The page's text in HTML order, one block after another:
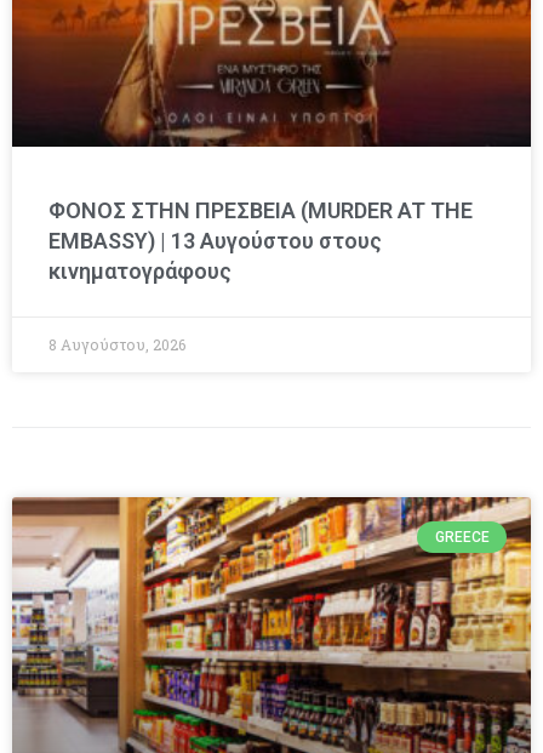
ΦΟΝΟΣ ΣΤΗΝ ΠΡΕΣΒΕΙΑ (MURDER AT THE
EMBASSY) | 13 Αυγούστου στους
κινηματογράφους
8 Αυγούστου, 2026
GREECE